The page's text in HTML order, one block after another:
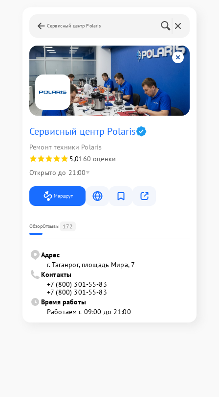
Сервисный центр Polaris
Сервисный центр Polaris
Ремонт техники Polaris
5,0160 оценки
Открыто до 21:00
Маршрут
ОбзорОтзывы 172
Адрес
г. Таганрог, площадь Мира, 7
Контакты
+7 (800) 301-55-83
+7 (800) 301-55-83
Время работы
Работаем с 09:00 до 21:00